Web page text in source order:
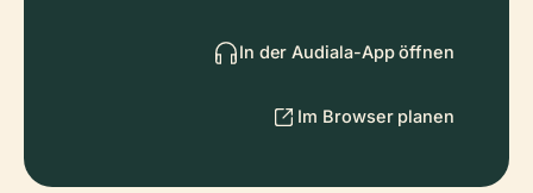
In der Audiala-App öffnen
Im Browser planen